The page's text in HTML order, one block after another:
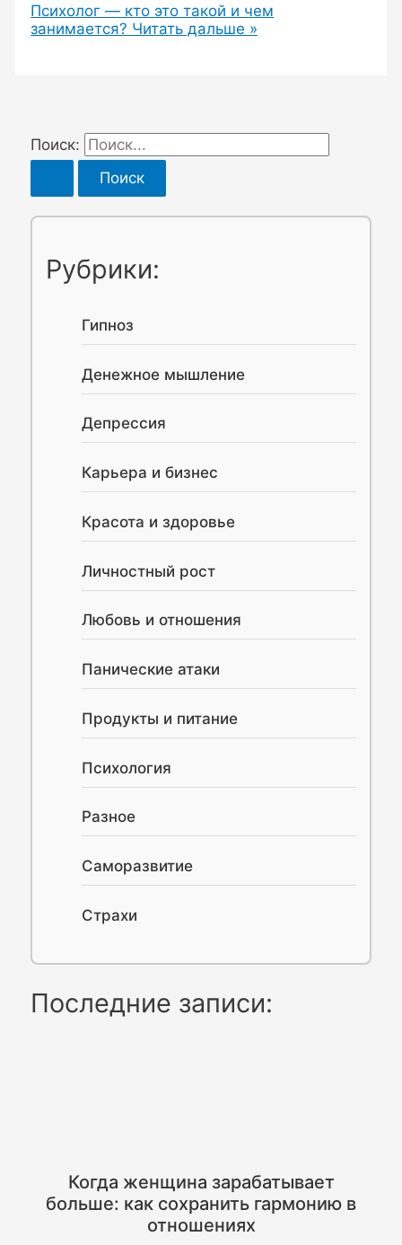
Психолог — кто это такой и чем
занимается? Читать дальше »
Поиск:
Рубрики:
Гипноз
Денежное мышление
Депрессия
Карьера и бизнес
Красота и здоровье
Личностный рост
Любовь и отношения
Панические атаки
Продукты и питание
Психология
Разное
Саморазвитие
Страхи
Последние записи:
Когда женщина зарабатывает
больше: как сохранить гармонию в
отношениях